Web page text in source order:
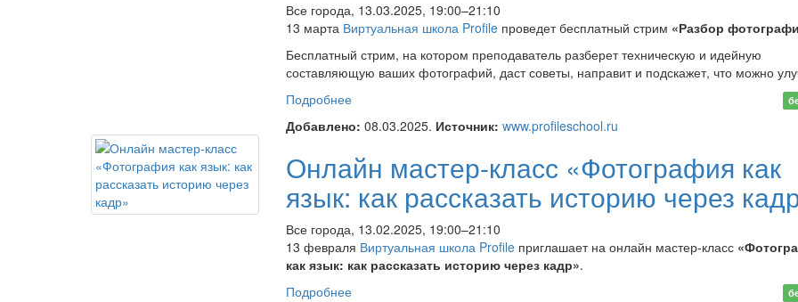
Все города, 13.03.2025, 19:00–21:10
13 марта Виртуальная школа Profile проведет бесплатный стрим «Разбор
Бесплатный стрим, на котором преподаватель разберет техническую и идейную
составляющую ваших фотографий, даст советы, направит и подскажет, что можно
Подробнее
Добавлено:08.03.2025. Источник:www.profileschool.ru
Онлайн мастер-класс «Фотография как
язык: как рассказать историю через
Все города, 13.02.2025, 19:00–21:10
13 февраля Виртуальная школа Profile приглашает на онлайн мастер-класс
как язык: как рассказать историю через кадр».
Подробнее